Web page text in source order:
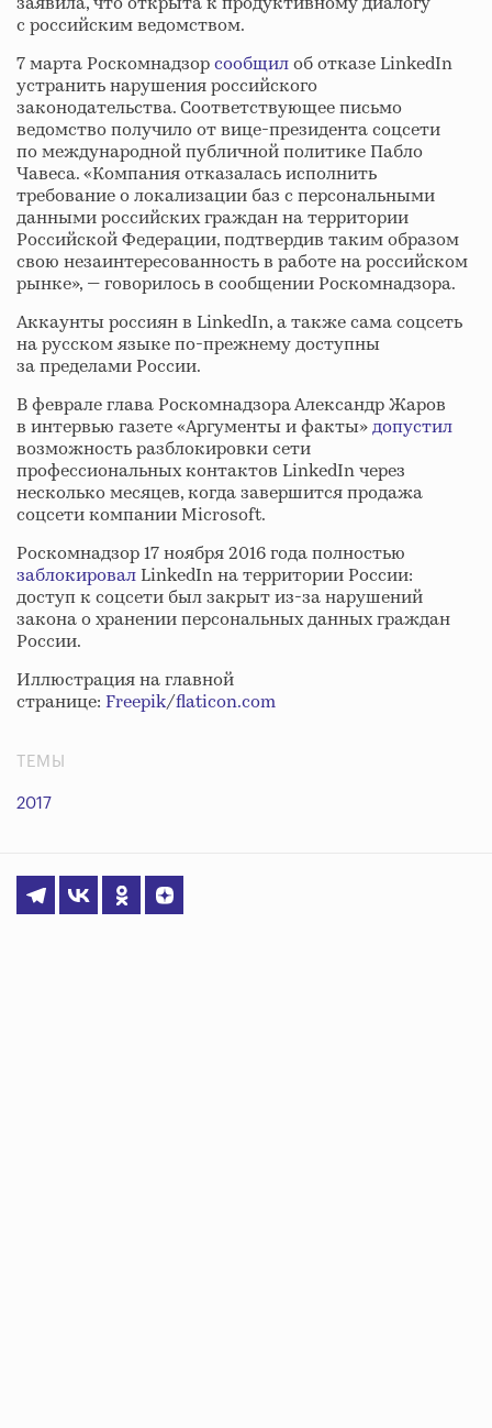
с российским ведомством.
7 марта Роскомнадзорсообщилоб отказе LinkedIn
устранить нарушения российского
законодательства. Соответствующее письмо
ведомство получило от вице-президента соцсети
по международной публичной политике Пабло
Чавеса. «Компания отказалась исполнить
требование о локализации баз с персональными
данными российских граждан на территории
Российской Федерации, подтвердив таким образом
свою незаинтересованность в работе на российском
рынке», — говорилось в сообщении Роскомнадзора.
Аккаунты россиян в LinkedIn, а также сама соцсеть
на русском языке по-прежнему доступны
за пределами России.
В феврале глава Роскомнадзора Александр Жаров
в интервью газете «Аргументы и факты»допустил
возможность разблокировки сети
профессиональных контактов LinkedIn через
несколько месяцев, когда завершится продажа
соцсети компании Microsoft.
Роскомнадзор 17 ноября 2016 года полностью
заблокировалLinkedIn на территории России:
доступ к соцсети был закрыт из-за нарушений
закона о хранении персональных данных граждан
России.
Иллюстрация на главной
странице: Freepik/flaticon.com
ТЕМЫ
2017